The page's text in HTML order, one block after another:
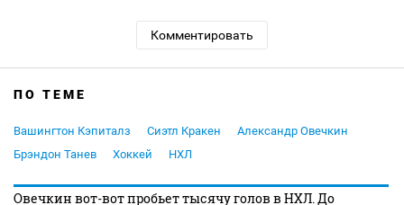
Комментировать
ПО ТЕМЕ
Вашингтон Кэпиталз Сиэтл Кракен
Александр Овечкин
Брэндон Танев
Хоккей НХЛ
Овечкин вот-вот пробьет тысячу голов в НХЛ. До